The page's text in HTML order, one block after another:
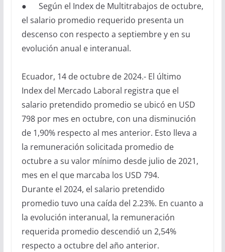
● Según el Index de Multitrabajos de octubre,
el salario promedio requerido presenta un
descenso con respecto a septiembre y en su
evolución anual e interanual.
Ecuador, 14 de octubre de 2024.- El último
Index del Mercado Laboral registra que el
salario pretendido promedio se ubicó en USD
798 por mes en octubre, con una disminución
de 1,90% respecto al mes anterior. Esto lleva a
la remuneración solicitada promedio de
octubre a su valor mínimo desde julio de 2021,
mes en el que marcaba los USD 794.
Durante el 2024, el salario pretendido
promedio tuvo una caída del 2.23%. En cuanto a
la evolución interanual, la remuneración
requerida promedio descendió un 2,54%
respecto a octubre del año anterior.